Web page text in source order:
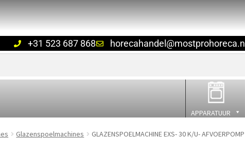
+31 523 687 868 horecahandel@mostprohoreca.nl
APPARATUUR
Glazenspoelmachines GLAZENSPOELMACHINE EXS- 30 K/U- AFVOERPOMP